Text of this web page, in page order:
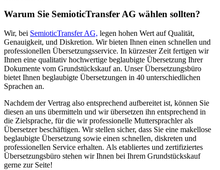
Warum Sie SemioticTransfer AG wählen sollten?
Wir, bei SemioticTransfer AG, legen hohen Wert auf Qualität,
Genauigkeit, und Diskretion. Wir bieten Ihnen einen schnellen und
professionellen Übersetzungsservice. In kürzester Zeit fertigen wir
Ihnen eine qualitativ hochwertige beglaubigte Übersetzung Ihrer
Dokumente vom Grundstückskauf an. Unser Übersetzungsbüro
bietet Ihnen beglaubigte Übersetzungen in 40 unterschiedlichen
Sprachen an.
Nachdem der Vertrag also entsprechend aufbereitet ist, können Sie
diesen an uns übermitteln und wir übersetzen ihn entsprechend in
die Zielsprache, für die wir professionelle Muttersprachler als
Übersetzer beschäftigen. Wir stellen sicher, dass Sie eine makellose
beglaubigte Übersetzung sowie einen schnellen, diskreten und
professionellen Service erhalten. Als etabliertes und zertifiziertes
Übersetzungsbüro stehen wir Ihnen bei Ihrem Grundstückskauf
gerne zur Seite!